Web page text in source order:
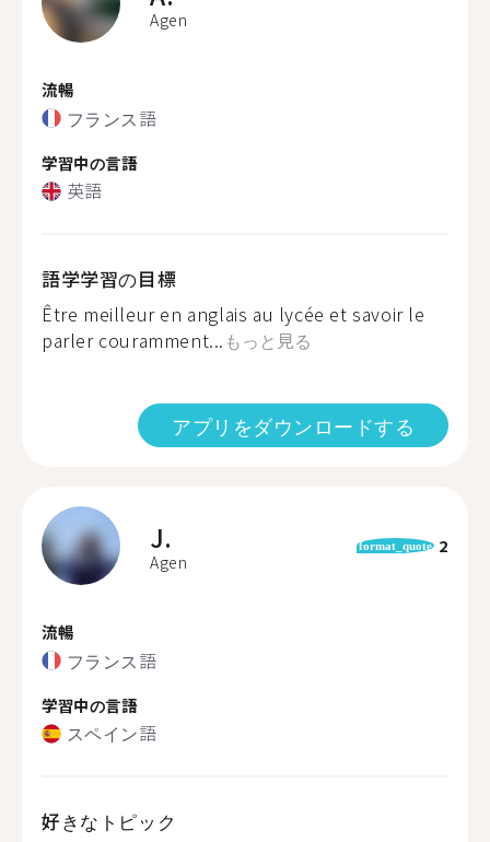
Agen
流暢
フランス語
学習中の言語
英語
語学学習の目標
Être meilleur en anglais au lycée et savoir le
parler couramment... もっと見る
アプリをダウンロードする
J.
Agen
format_quote 2
流暢
フランス語
学習中の言語
スペイン語
好きなトピック